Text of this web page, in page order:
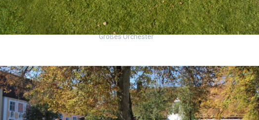
Großes Orchester